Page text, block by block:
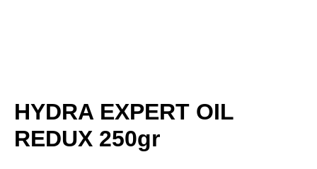
HYDRA EXPERT OIL
REDUX 250gr